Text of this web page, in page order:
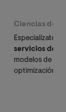
Ciencias de
Especialízate
servicios de
modelos de
optimización